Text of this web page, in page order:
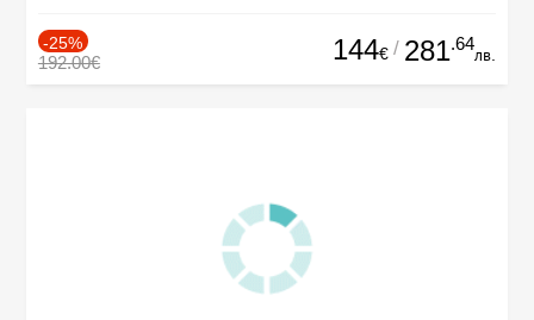
-25%
192.00€ 144€ / 281.64
лв.